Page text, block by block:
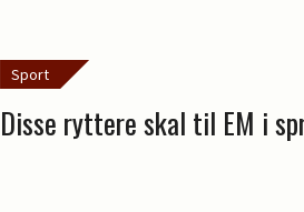
Sport
Disse ryttere skal til EM i